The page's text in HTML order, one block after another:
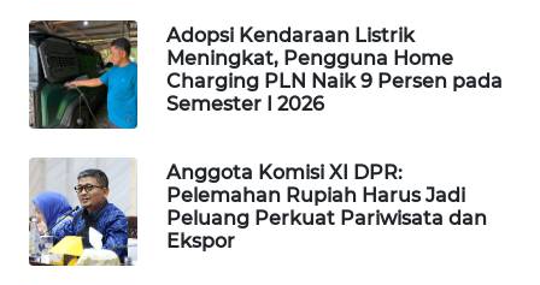
Adopsi Kendaraan Listrik
Meningkat, Pengguna Home
Charging PLN Naik 9 Persen pada
Semester I 2026
Anggota Komisi XI DPR:
Pelemahan Rupiah Harus Jadi
Peluang Perkuat Pariwisata dan
Ekspor
ALPERKLINAS
FORJASIDA
TAMBANG
NEWS
SITUNGIR